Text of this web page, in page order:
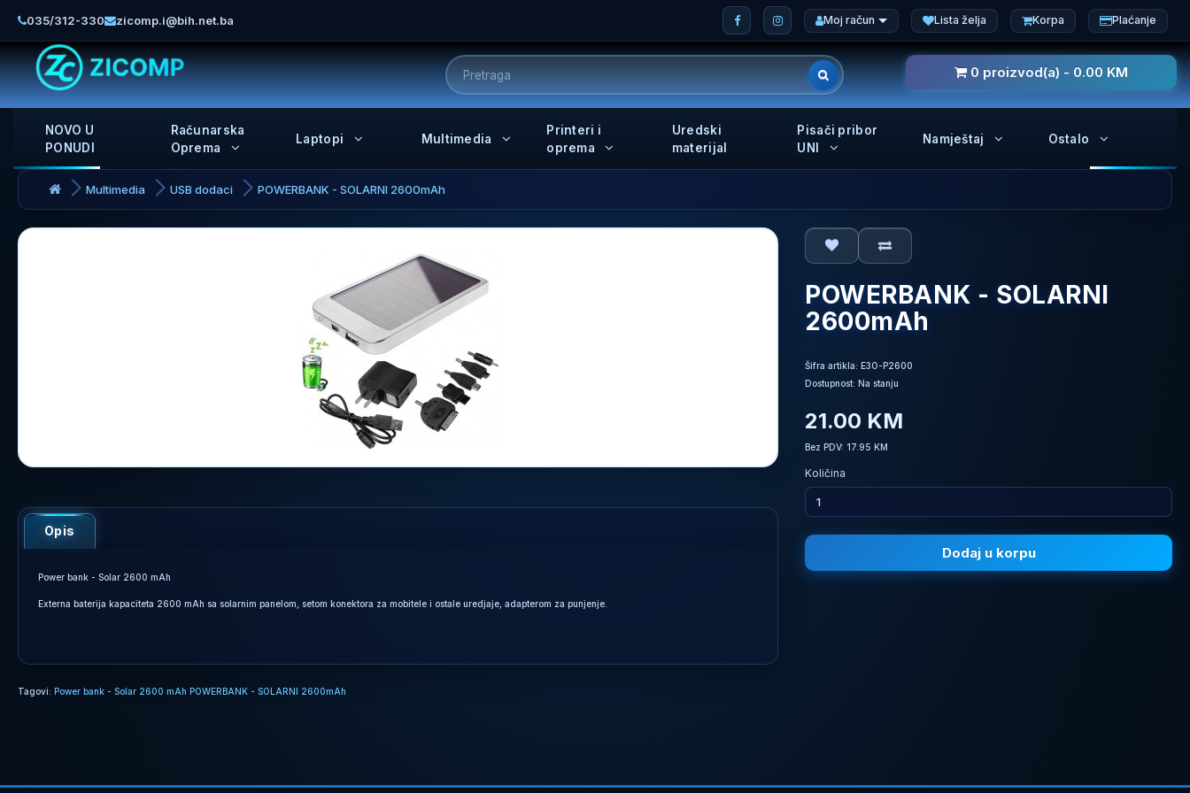
035/312-330 zicomp.i@bih.net.ba Moj račun Lista želja Korpa Plaćanje
0 proizvod(a) - 0.00 KM
NOVO U
PONUDI
Računarska
Oprema
Laptopi Multimedia
Printeri i
oprema
Uredski
materijal
Pisači pribor
UNI
Namještaj Ostalo
Multimedia USB dodaci POWERBANK - SOLARNI 2600mAh
Opis
Power bank - Solar 2600 mAh
Externa baterija kapaciteta 2600 mAh sa solarnim panelom, setom konektora za mobitele i ostale uredjaje, adapterom za punjenje.
POWERBANK - SOLARNI
2600mAh
Šifra artikla: E3O-P2600
Dostupnost: Na stanju
21.00 KM
Bez PDV: 17.95 KM
Količina
Dodaj u korpu
Tagovi: Power bank - Solar 2600 mAh POWERBANK - SOLARNI 2600mAh